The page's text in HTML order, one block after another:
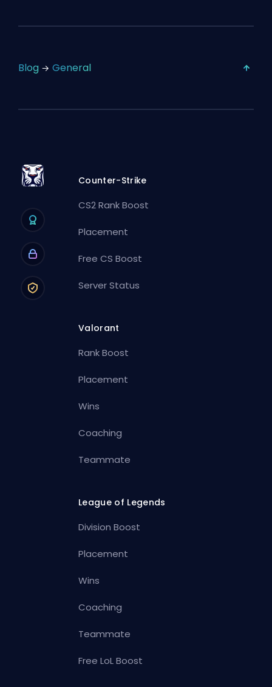
Blog General
Counter-Strike
CS2 Rank Boost
Placement
Free CS Boost
Server Status
Valorant
Rank Boost
Placement
Wins
Coaching
Teammate
League of Legends
Division Boost
Placement
Wins
Coaching
Teammate
Free LoL Boost